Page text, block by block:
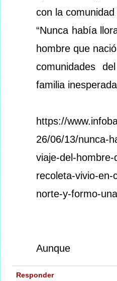
con la comunidad
“Nunca había
hombre que
comunidades
familia
https://
26/06/13/nunca-
viaje-del-
recoleta-vivio-en-
norte-y-formo-
Aunque
Responder